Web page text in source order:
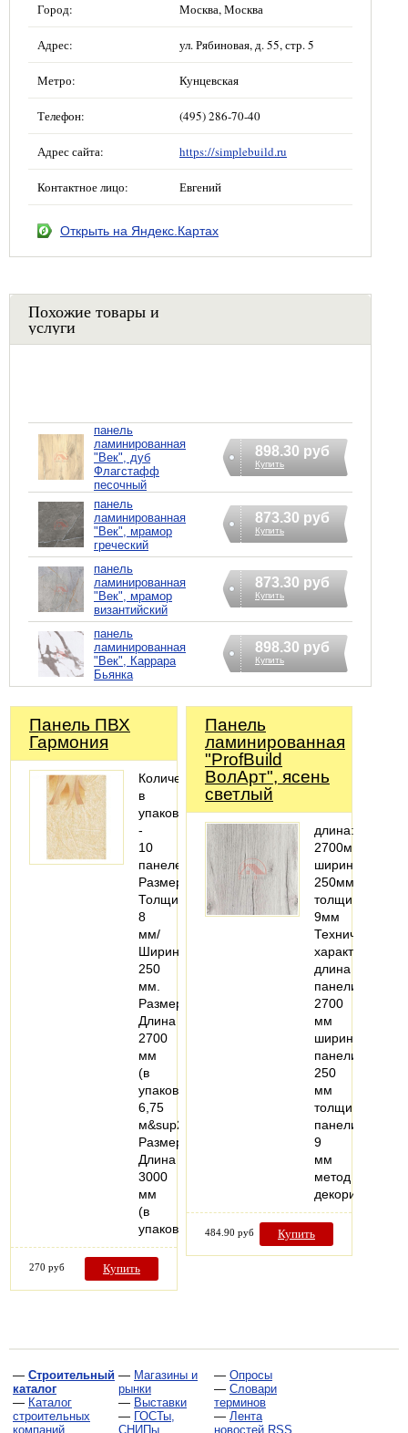
Город: Москва, Москва
Адрес: ул. Рябиновая, д. 55, стр. 5
Метро: Кунцевская
Телефон: (495) 286-70-40
Адрес сайта: https://simplebuild.ru
Контактное лицо: Евгений
Открыть на Яндекс.Картах
Похожие товары и
услуги
панель
ламинированная
"Век", дуб
Флагстафф
песочный
898.30 руб
Купить
панель
ламинированная
"Век", мрамор
греческий
873.30 руб
Купить
панель
ламинированная
"Век", мрамор
византийский
873.30 руб
Купить
панель
ламинированная
"Век", Каррара
Бьянка
898.30 руб
Купить
Панель ПВХ
Гармония
Количество
в
упаковке
-
10
панелей
Размер:
Толщина
8
мм/
Ширина
250
мм.
Размер:
Длина
2700
мм
(в
упаковке
6,75
м&sup2;)
Размер:
Длина
3000
мм
(в
упаковке…
270 руб Купить
Панель
ламинированная
"ProfBuild
ВолАрт", ясень
светлый
длина:
2700мм;
ширина:
250мм;
толщина:
9мм
Технические
характеристики
длина
панели:
2700
мм
ширина
панели:
250
мм
толщина
панели:
9
мм
метод
484.90 руб Купить
— Строительный
каталог
— Каталог
строительных
компаний
— Магазины и
рынки
— Выставки
— ГОСТы,
СНИПы,
— Опросы
— Словари
терминов
— Лента
новостей RSS